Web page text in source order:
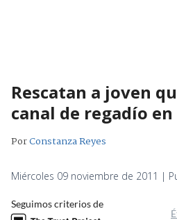
Rescatan a joven
canal de regadío en
PorConstanza Reyes
Miércoles 09 noviembre de 2011 |
Seguimos criterios de